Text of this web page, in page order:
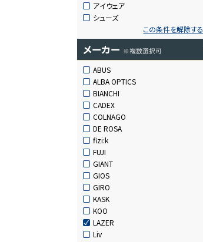
アイウェア
シューズ
この条件を解除する
メーカー ※複数選択可
ABUS
ALBA OPTICS
BIANCHI
CADEX
COLNAGO
DE ROSA
fizi:k
FUJI
GIANT
GIOS
GIRO
KASK
KOO
LAZER
Liv